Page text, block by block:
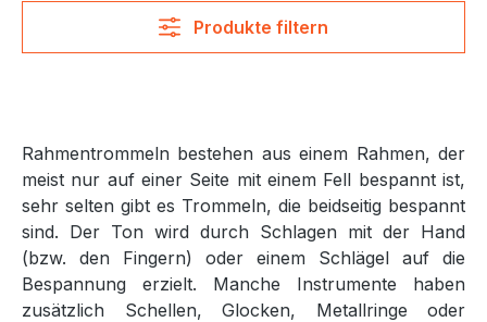
Produkte filtern
Rahmentrommeln bestehen aus einem Rahmen, der
meist nur auf einer Seite mit einem Fell bespannt ist,
sehr selten gibt es Trommeln, die beidseitig bespannt
sind. Der Ton wird durch Schlagen mit der Hand
(bzw. den Fingern) oder einem Schlägel auf die
Bespannung erzielt. Manche Instrumente haben
zusätzlich Schellen, Glocken, Metallringe oder